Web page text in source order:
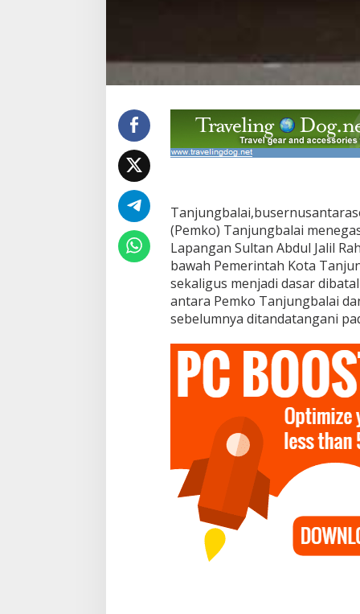
u
a
n
A
b
J
l
i
l
R
a
m
d
s
y
a
(Pemko) Tanjungbalai
Lapangan Sultan Abdul Jalil
bawah Pemerintah Kota
sekaligus menjadi dasar
antara Pemko Tanjungbalai
sebelumnya ditandatangani